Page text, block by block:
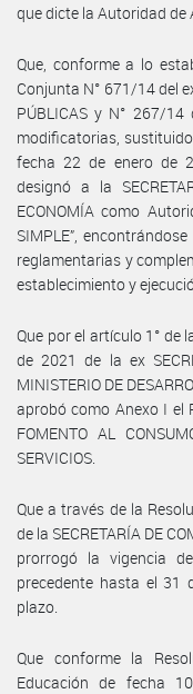
que dicte la Autoridad de
Que, conforme a lo
Conjunta N° 671/14 del
PÚBLICAS y N° 267/14
modificatorias,
fecha 22 de enero de
designó a la
ECONOMÍA como
SIMPLE”,
reglamentarias y
establecimiento y
Que por el artículo 1° de
de 2021 de la ex
MINISTERIO DE
aprobó como Anexo I el
FOMENTO AL
SERVICIOS.
Que a través de la
de la SECRETARÍA DE
prorrogó la vigencia
precedente hasta el 31
plazo.
Que conforme la
Educación de fecha